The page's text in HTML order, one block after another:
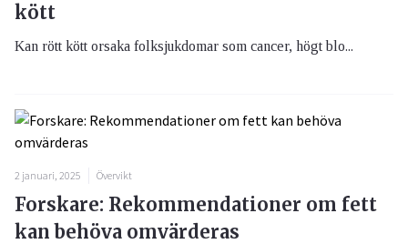
kött
Kan rött kött orsaka folksjukdomar som cancer, högt blo...
2 januari, 2025 Övervikt
Forskare: Rekommendationer om fett
kan behöva omvärderas